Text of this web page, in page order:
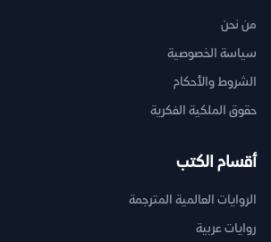
من نحن
سياسة الخصوصية
الشروط والأحكام
حقوق الملكية الفكرية
أقسام الكتب
الروايات العالمية المترجمة
روايات عربية